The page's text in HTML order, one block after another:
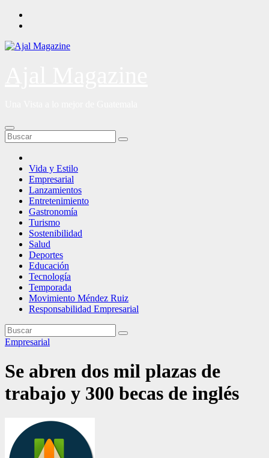
Saltar
Vida y Estilo
Empresarial
Lanzamientos
Entretenimiento
Gastronomía
Turismo
Sostenibilidad
Salud
Deportes
Educación
Tecnología
Temporada
Movimiento Méndez Ruiz
Responsabilidad Empresarial
Empresarial
Se abren dos mil plazas de
trabajo y 300 becas de inglés